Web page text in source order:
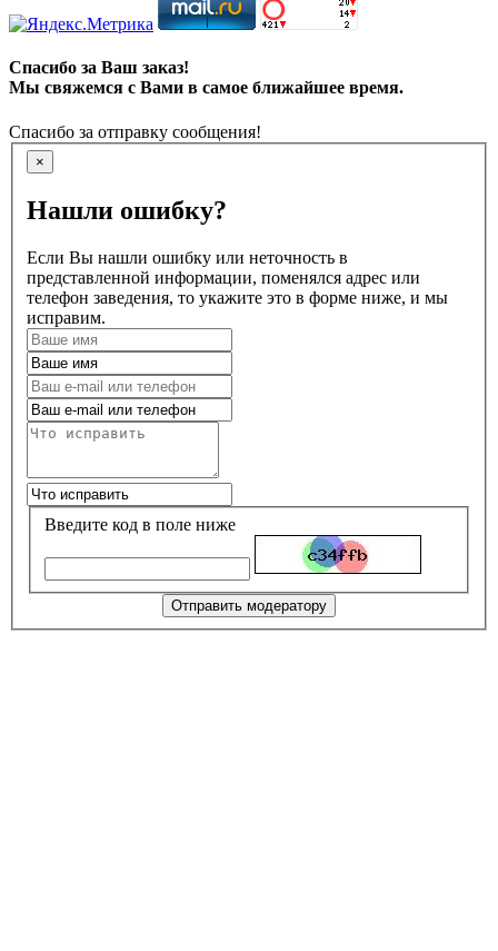
Спасибо за Ваш заказ!
Мы свяжемся с Вами в самое ближайшее время.
Спасибо за отправку сообщения!
×
Нашли ошибку?
Если Вы нашли ошибку или неточность в
представленной информации, поменялся адрес или
телефон заведения, то укажите это в форме ниже, и мы
исправим.
Введите код в поле ниже
Отправить модератору